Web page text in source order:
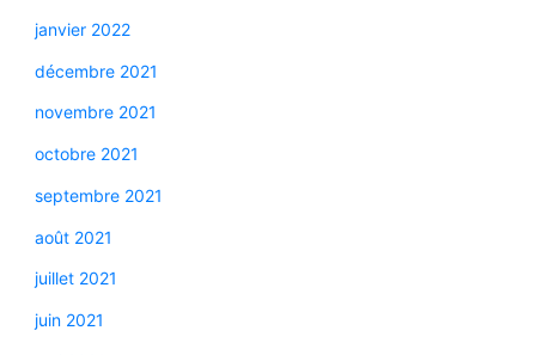
janvier 2022
décembre 2021
novembre 2021
octobre 2021
septembre 2021
août 2021
juillet 2021
juin 2021